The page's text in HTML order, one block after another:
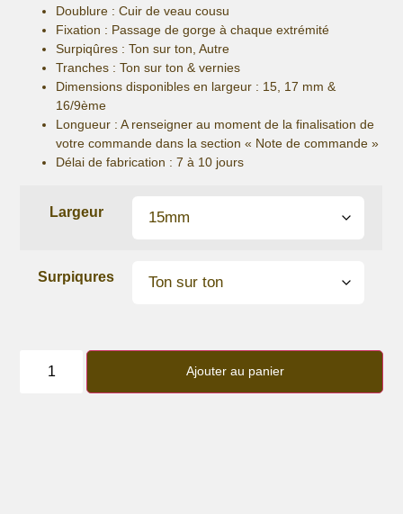
Doublure : Cuir de veau cousu
Fixation : Passage de gorge à chaque extrémité
Surpiqûres : Ton sur ton, Autre
Tranches : Ton sur ton & vernies
Dimensions disponibles en largeur : 15, 17 mm &
16/9ème
Longueur : A renseigner au moment de la finalisation de
votre commande dans la section « Note de commande »
Délai de fabrication : 7 à 10 jours
Largeur
Surpiqures
Bracelet
Ajouter au panier